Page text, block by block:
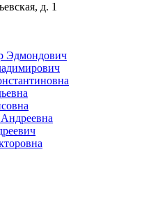
д. 1
Эдмондович